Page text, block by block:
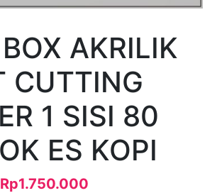
AKRILIK
CUTTING
1 SISI 80
ES KOPI
Rp1.750.000